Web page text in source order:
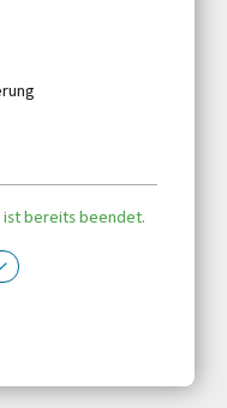
ist bereits beendet.